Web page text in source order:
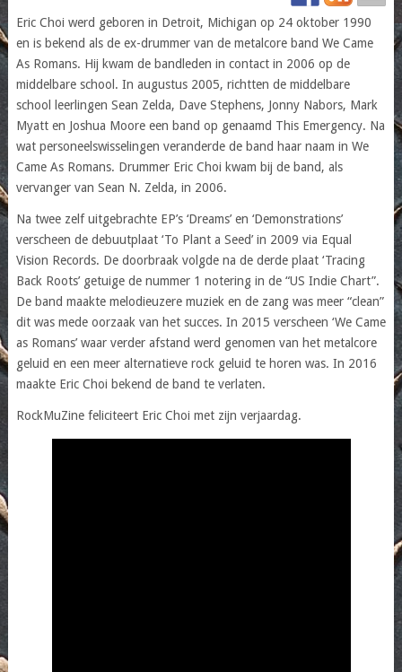
Eric Choi werd geboren in Detroit, Michigan op 24 oktober 1990
en is bekend als de ex-drummer van de metalcore band We Came
As Romans. Hij kwam de bandleden in contact in 2006 op de
middelbare school. In augustus 2005, richtten de middelbare
school leerlingen Sean Zelda, Dave Stephens, Jonny Nabors, Mark
Myatt en Joshua Moore een band op genaamd This Emergency. Na
wat personeelswisselingen veranderde de band haar naam in We
Came As Romans. Drummer Eric Choi kwam bij de band, als
vervanger van Sean N. Zelda, in 2006.
Na twee zelf uitgebrachte EP’s ‘Dreams’ en ‘Demonstrations’
verscheen de debuutplaat ‘To Plant a Seed’ in 2009 via Equal
Vision Records. De doorbraak volgde na de derde plaat ‘Tracing
Back Roots’ getuige de nummer 1 notering in de “US Indie Chart”.
De band maakte melodieuzere muziek en de zang was meer “clean”
dit was mede oorzaak van het succes. In 2015 verscheen ‘We Came
as Romans’ waar verder afstand werd genomen van het metalcore
geluid en een meer alternatieve rock geluid te horen was. In 2016
maakte Eric Choi bekend de band te verlaten.
RockMuZine feliciteert Eric Choi met zijn verjaardag.